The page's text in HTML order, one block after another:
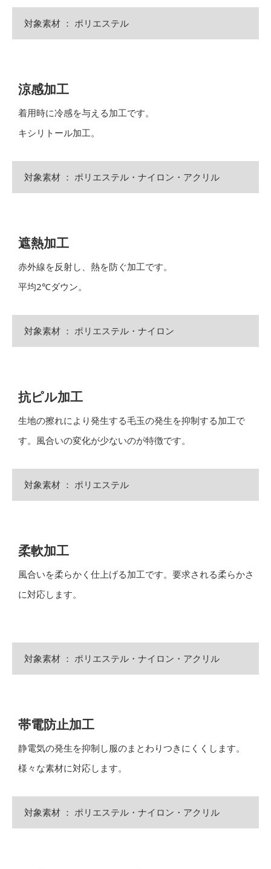
対象素材 ： ポリエステル
涼感加工
着用時に冷感を与える加工です。
キシリトール加工。
対象素材 ： ポリエステル・ナイロン・アクリル
遮熱加工
赤外線を反射し、熱を防ぐ加工です。
平均2℃ダウン。
対象素材 ： ポリエステル・ナイロン
抗ピル加工
生地の擦れにより発生する毛玉の発生を抑制する加工で
す。風合いの変化が少ないのが特徴です。
対象素材 ： ポリエステル
柔軟加工
風合いを柔らかく仕上げる加工です。要求される柔らかさ
に対応します。
対象素材 ： ポリエステル・ナイロン・アクリル
帯電防止加工
静電気の発生を抑制し服のまとわりつきにくくします。
様々な素材に対応します。
対象素材 ： ポリエステル・ナイロン・アクリル